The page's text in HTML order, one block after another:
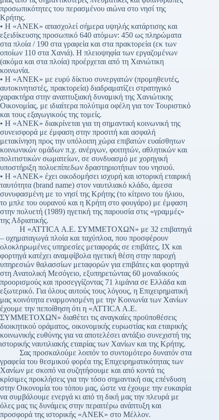
προσωπικότητες του περασμένου αιώνα στο νησί της
Κρήτης.
• Η «ΑΝΕΚ» απασχολεί σήμερα υψηλής κατάρτισης και
εξειδίκευσης προσωπικό 640 ατόμων: 450 ως πληρώματα
στα πλοία / 190 στα γραφεία και στα πρακτορεία (εκ των
οποίων 110 στα Χανιά). Η πλειοψηφία των εργαζομένων
(ακόμα και στα πλοία) προέρχεται από τη Χανιώτικη
κοινωνία.
• Η «ΑΝΕΚ» με ευρύ δίκτυο συνεργατών (προμηθευτές,
αυτοκινητιστές, πρακτορεία) διαδραματίζει στρατηγικό
χαρακτήρα στην αναπτυξιακή δυναμική της Χανιώτικης
Οικονομίας, με ιδιαίτερα πολύτιμα οφέλη για τον Τουριστικό
και τους εξαγωγικούς της τομείς.
• Η «ΑΝΕΚ» διακρίνεται για τη σημαντική κοινωνική της
συνεισφορά με έμφαση στην προσιτή και ασφαλή
μετακίνηση προς την υπόλοιπη χώρα επιβατών ευαίσθητων
κοινωνικών ομάδων π.χ. ανέργων, φοιτητών, αθλητικών και
πολιτιστικών σωματείων, σε συνδυασμό με χορηγική
υποστήριξη πολυεπίπεδων δραστηριοτήτων του νησιού.
• Η «ΑΝΕΚ» έχει οικοδομήσει ισχυρή και ιστορική εταιρική
ταυτότητα (brand name) στον ναυτιλιακό κλάδο, άμεσα
συνυφασμένη με το νησί της Κρήτης (το κίτρινο του ήλιου,
το μπλε του ουρανού και η Κρήτη στο φουγάρο) με έμφαση
στην πολυετή (1989) ηγετική της παρουσία στις «γραμμές»
της Αδριατικής.
Η «ATTICA Α.Ε. ΣΥΜΜΕΤΟΧΩΝ» με 32 επιβατηγά
– οχηματαγωγά πλοία και ταχύπλοα, που προσφέρουν
ολοκληρωμένες υπηρεσίες μεταφοράς σε επιβάτες, ΙΧ και
φορτηγά κατέχει αναμφίβολα ηγετική θέση στην παροχή
υπηρεσιών θαλασσίων μεταφορών για επιβάτες και φορτηγά
στη Ανατολική Μεσόγειο, εξυπηρετώντας 60 μοναδικούς
προορισμούς και προσεγγίζοντας 71 λιμάνια σε Ελλάδα και
εξωτερικό. Για όλους αυτούς τους λόγους, η Επιχειρηματική
μας κοινότητα εναρμονισμένη με την Κοινωνία των Χανίων
έχουμε την πεποίθηση ότι η «ATTICA Α.Ε.
ΣΥΜΜΕΤΟΧΩΝ» διαθέτει τις αναγκαίες προϋποθέσεις
διοικητικού οράματος, οικονομικής ευρωστίας και εταιρικής
κοινωνικής ευθύνης για να αποτελέσει αντάξιο συνεχιστή της
ιστορικής ναυτιλιακής εταιρίας των Χανίων και της Κρήτης.
Σας προσκαλούμε λοιπόν το συντομότερο δυνατόν στα
γραφεία του θεσμικού φορέα της Επιχειρηματικότητας των
Χανίων με σκοπό να συζητήσουμε και από κοντά τις
κρίσιμες προκλήσεις για την τόσο σημαντική σας επένδυση
στην Οικονομία του τόπου μας, ώστε να έχουμε την ευκαιρία
να συμβάλουμε ενεργά κι από τη δική μας την πλευρά με
όλες μας τις δυνάμεις στην περαιτέρω ανάπτυξη και
προσφορά της ιστορικής «ΑΝΕΚ» στο Μέλλον.